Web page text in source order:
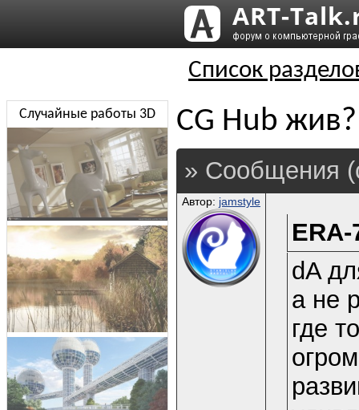
Список
CG Hub жив?
» Сообщения
Автор: jamstyle
dA
а не
где
Случайные работы 3D